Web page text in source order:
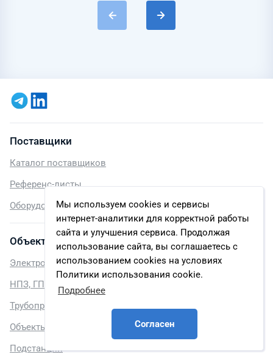
Мы используем cookies и сервисы
интернет-аналитики для корректной работы
сайта и улучшения сервиса. Продолжая
использование сайта, вы соглашаетесь с
использованием cookies на условиях
Политики использования cookie.
Подробнее
Согласен
Поставщики
Каталог поставщиков
Референс-листы
Оборудование
Объекты
Электростанции
НПЗ, ГПЗ, LNG
Трубопроводы
Объекты трубопроводного транспорта
Подстанции